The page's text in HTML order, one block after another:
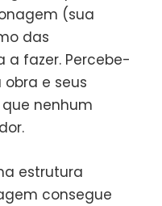
(sua
das
fazer. Percebe-
e seus
nenhum
estrutura
consegue